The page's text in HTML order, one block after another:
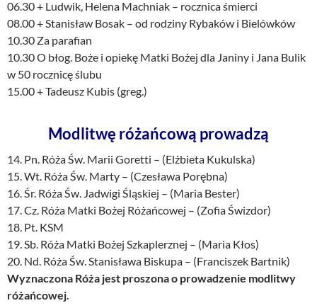
06.30 + Ludwik, Helena Machniak – rocznica śmierci
08.00 + Stanisław Bosak – od rodziny Rybaków i Bielówków
10.30 Za parafian
10.30 O błog. Boże i opiekę Matki Bożej dla Janiny i Jana Bulik
w 50 rocznicę ślubu
15.00 + Tadeusz Kubis (greg.)
Modlitwę różańcową prowadzą
14. Pn. Róża Św. Marii Goretti – (Elżbieta Kukulska)
15. Wt. Róża Św. Marty – (Czesława Porębna)
16. Śr. Róża Św. Jadwigi Śląskiej – (Maria Bester)
17. Cz. Róża Matki Bożej Różańcowej – (Zofia Świzdor)
18. Pt. KSM
19. Sb. Róża Matki Bożej Szkaplerznej – (Maria Kłos)
20. Nd. Róża Św. Stanisława Biskupa – (Franciszek Bartnik)
Wyznaczona Róża jest proszona o prowadzenie modlitwy
różańcowej.